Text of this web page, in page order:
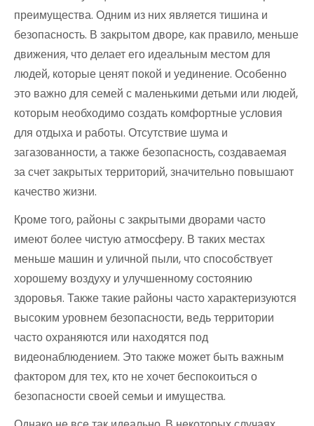
преимущества. Одним из них является тишина и
безопасность. В закрытом дворе, как правило, меньше
движения, что делает его идеальным местом для
людей, которые ценят покой и уединение. Особенно
это важно для семей с маленькими детьми или людей,
которым необходимо создать комфортные условия
для отдыха и работы. Отсутствие шума и
загазованности, а также безопасность, создаваемая
за счет закрытых территорий, значительно повышают
качество жизни.
Кроме того, районы с закрытыми дворами часто
имеют более чистую атмосферу. В таких местах
меньше машин и уличной пыли, что способствует
хорошему воздуху и улучшенному состоянию
здоровья. Также такие районы часто характеризуются
высоким уровнем безопасности, ведь территории
часто охраняются или находятся под
видеонаблюдением. Это также может быть важным
фактором для тех, кто не хочет беспокоиться о
безопасности своей семьи и имущества.